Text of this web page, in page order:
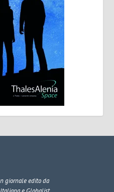
giornale edito da